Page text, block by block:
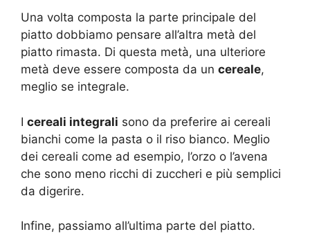
Una volta composta la parte principale del
piatto dobbiamo pensare all’altra metà del
piatto rimasta. Di questa metà, una ulteriore
metà deve essere composta da un cereale,
meglio se integrale.
I cereali integrali sono da preferire ai cereali
bianchi come la pasta o il riso bianco. Meglio
dei cereali come ad esempio, l’orzo o l’avena
che sono meno ricchi di zuccheri e più semplici
da digerire.
Infine, passiamo all’ultima parte del piatto.